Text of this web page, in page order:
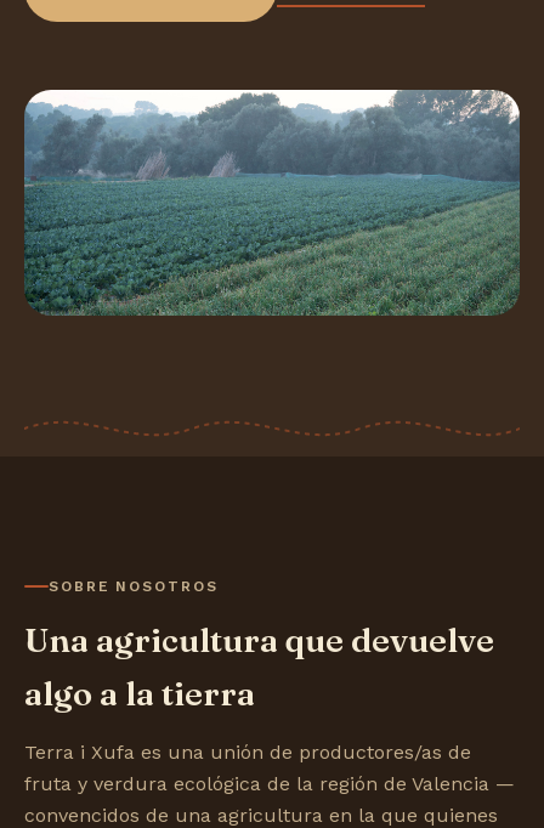
SOBRE NOSOTROS
Una agricultura que devuelve
algo a la tierra
Terra i Xufa es una unión de productores/as de
fruta y verdura ecológica de la región de Valencia —
convencidos de una agricultura en la que quienes